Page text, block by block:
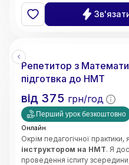
• Чітке та доступне
• Системний та
• Індивідуальний підхід
дошки)
• Орієнтація на результат
Репетитор з
підготвка до НМТ
від 375 грн/год
Перший урок безкоштовно
Онлайн
Окрім педагогічної практики,
інструктором на НМТ. Я
проведення іспиту